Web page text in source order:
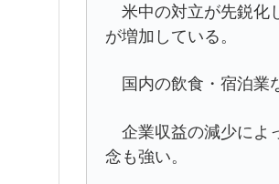
米中の対立が先鋭化
が増加している。
国内の飲食・宿泊業
企業収益の減少によ
念も強い。